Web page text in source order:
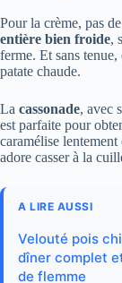
Pour la crème, pas
entière bien froide,
ferme. Et sans
patate chaude.
La cassonade, avec
est parfaite pour
caramélise
adore casser à la
A LIRE AUSSI
Velouté pois
dîner complet
de flemme